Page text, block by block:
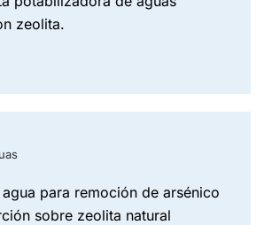
zeolita.
sobre zeolita natural